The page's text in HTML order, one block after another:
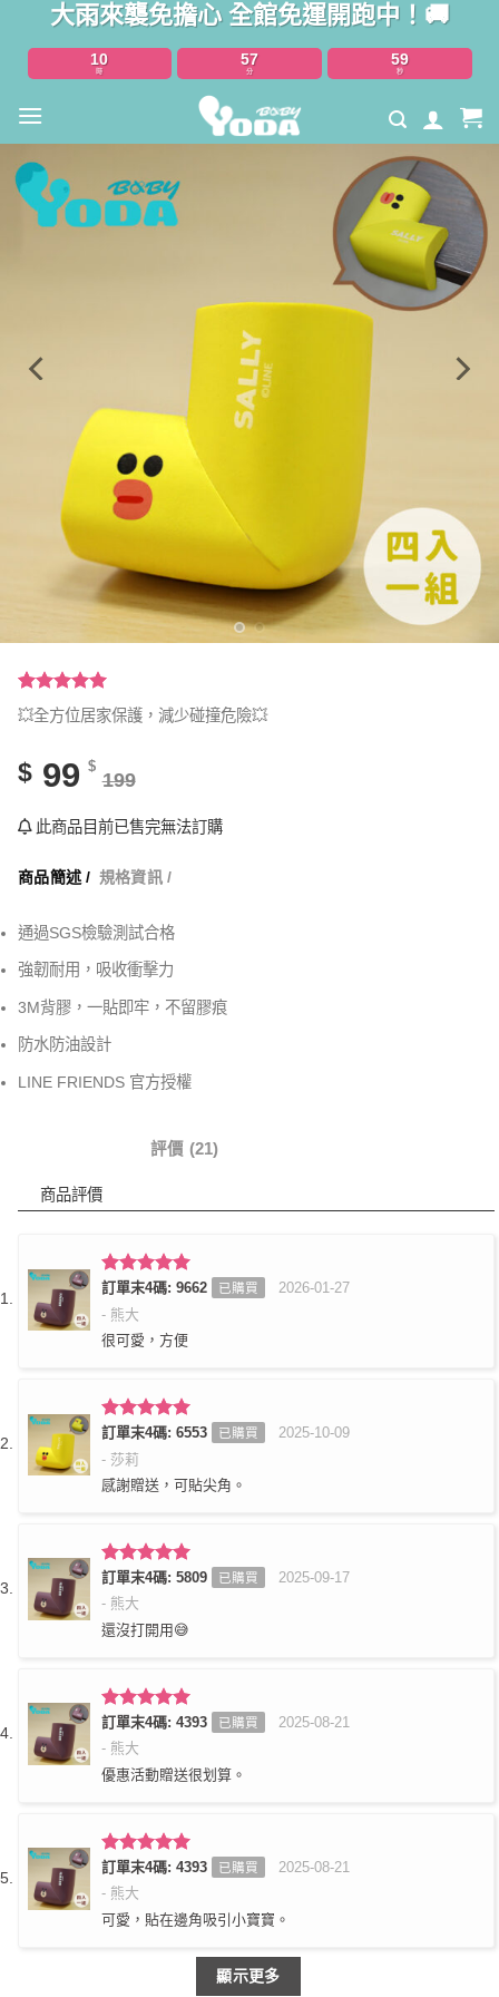
大雨來襲免擔心 全館免運開跑中！🚚
10
時
57
分
57
秒
評分5.00/
5，已有
21
位
分
💥全方位居家保護，減少碰撞危險💥
$ 99 $
199
此商品目前已售完無法訂購
商品簡述 / 規格資訊 /
通過SGS檢驗測試合格
強韌耐用，吸收衝擊力
3M背膠，一貼即牢，不留膠痕
防水防油設計
LINE FRIENDS 官方授權
評價 (21)
商品評價
評分5滿
分 5
訂單末4碼: 9662 已購買
2026-01-27
- 熊大
很可愛，方便
評分5滿
分 5
訂單末4碼: 6553 已購買
2025-10-09
- 莎莉
感謝贈送，可貼尖角。
評分5滿
分 5
訂單末4碼: 5809 已購買
2025-09-17
- 熊大
還沒打開用😅
評分5滿
分 5
訂單末4碼: 4393 已購買
2025-08-21
- 熊大
優惠活動贈送很划算。
評分5滿
分 5
訂單末4碼: 4393 已購買
2025-08-21
- 熊大
可愛，貼在邊角吸引小寶寶。
顯示更多